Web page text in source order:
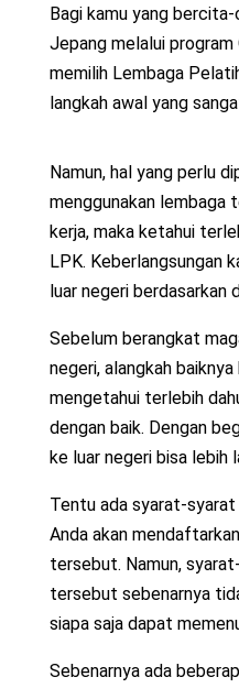
Bagi kamu yang
Jepang melalui program
memilih Lembaga
langkah awal yang
Namun, hal yang perlu
menggunakan lembaga
kerja, maka ketahui
LPK. Keberlangsungan
luar negeri berdasarkan
Sebelum berangkat
negeri, alangkah
mengetahui terlebih
dengan baik. Dengan
ke luar negeri bisa lebih
Tentu ada syarat-
Anda akan
tersebut. Namun,
tersebut sebenarnya
siapa saja dapat
Sebenarnya ada